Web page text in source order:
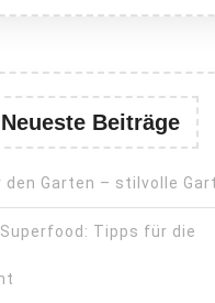
Neueste Beiträge
den Garten – stilvolle
Tipps für die